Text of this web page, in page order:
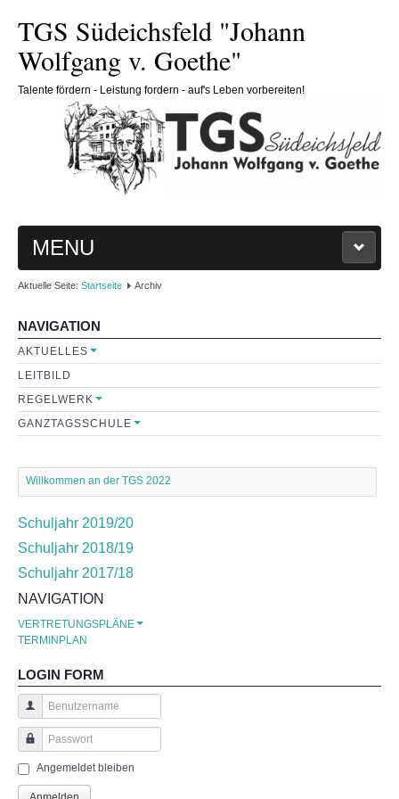
TGS Südeichsfeld "Johann
Wolfgang v. Goethe"
Talente fördern - Leistung fordern - auf's Leben vorbereiten!
MENU
HOME
SCHULE
Schulleitung
Sekretariat
Lehrerkollegium
Mitarbeiter
Schulkonferenz
FÖRDERVEREIN
Satzung
Leistungen
FORMULARE
Aktuelle Seite: Startseite Archiv
NAVIGATION
AKTUELLES
LEITBILD
REGELWERK
GANZTAGSSCHULE
Willkommen an der TGS 2022
Schuljahr 2019/20
Schuljahr 2018/19
Schuljahr 2017/18
NAVIGATION
VERTRETUNGSPLÄNE
TERMINPLAN
LOGIN FORM
Benutzername
Passwort
Angemeldet bleiben